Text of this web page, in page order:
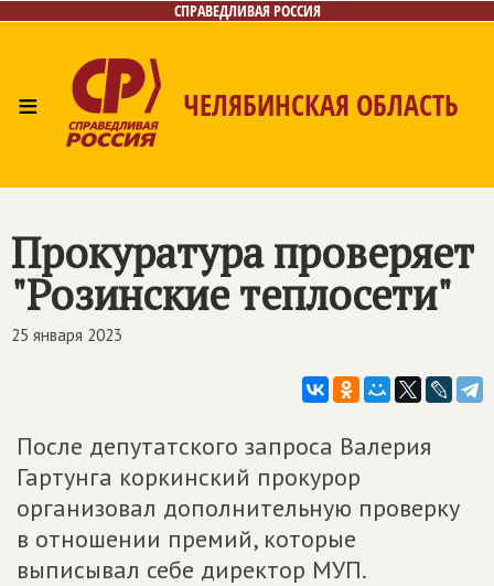
СПРАВЕДЛИВАЯ РОССИЯ
≡ ЧЕЛЯБИНСКАЯ ОБЛАСТЬ
Прокуратура проверяет
"Розинские теплосети"
25 января 2023
После депутатского запроса Валерия
Гартунга коркинский прокурор
организовал дополнительную проверку
в отношении премий, которые
выписывал себе директор МУП.